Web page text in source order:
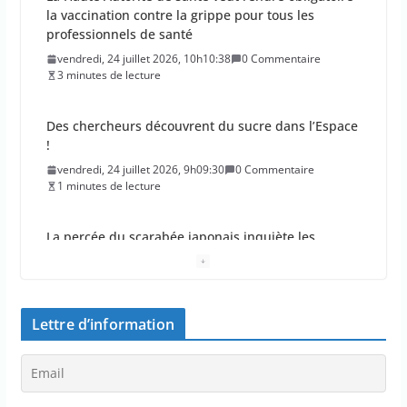
la vaccination contre la grippe pour tous les
professionnels de santé
vendredi, 24 juillet 2026, 10h10:38
0 Commentaire
3 minutes de lecture
Des chercheurs découvrent du sucre dans l’Espace
!
vendredi, 24 juillet 2026, 9h09:30
0 Commentaire
1 minutes de lecture
La percée du scarabée japonais inquiète les
hectares en France
jeudi, 23 juillet 2026, 10h10:30
0 Commentaire
Lettre d’information